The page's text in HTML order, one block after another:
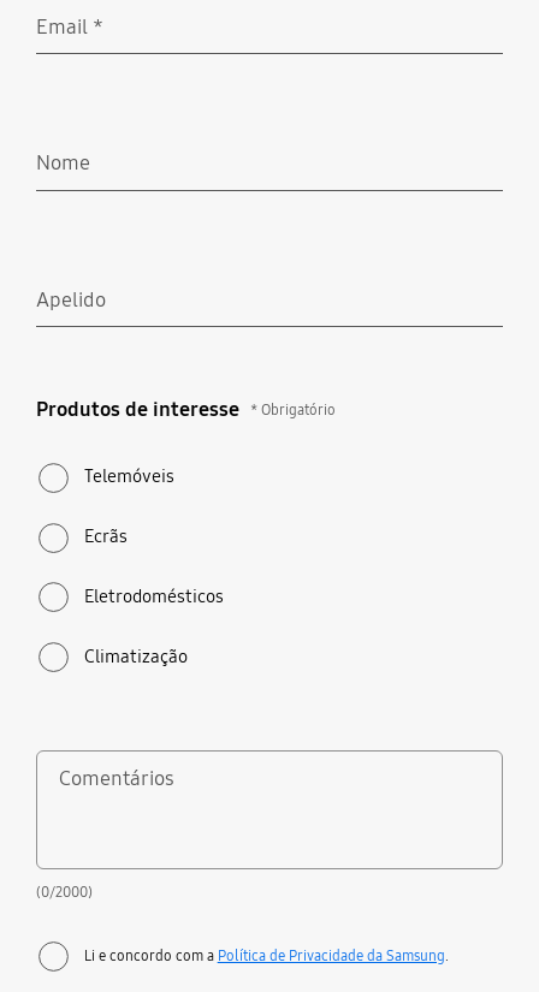
Email *
Nome
Apelido
Produtos de interesse * Obrigatório
Telemóveis
Ecrãs
Eletrodomésticos
Climatização
Comentários
(0/2000)
Li e concordo com a Política de Privacidade da Samsung